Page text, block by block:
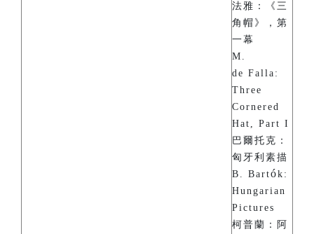
法雅：《三
角帽》，第
一幕
M.
de Falla:
Three
Cornered
Hat, Part I
巴爾托克：
匈牙利素描
B. Bartók:
Hungarian
Pictures
柯普蘭：阿